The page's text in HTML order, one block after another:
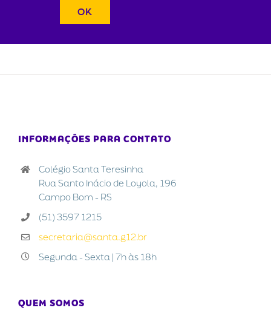
INFORMAÇÕES PARA CONTATO
Colégio Santa Teresinha
Rua Santo Inácio de Loyola, 196
Campo Bom - RS
(51) 3597 1215
secretaria@santa.g12.br
Segunda - Sexta | 7h às 18h
QUEM SOMOS